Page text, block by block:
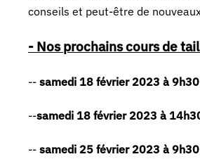
conseils et peut-être de
- Nos prochains cours de
-- samedi 18 février 2023 à 9h30
--samedi 18 février 2023 à
-- samedi 25 février 2023 à 9h30